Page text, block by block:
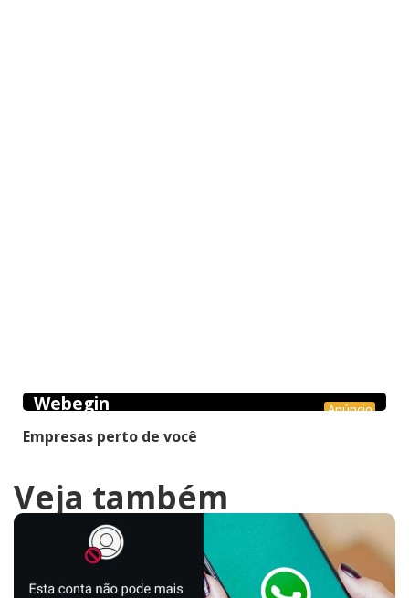
Anúncio
Webegin
Empresas perto de você
Veja também